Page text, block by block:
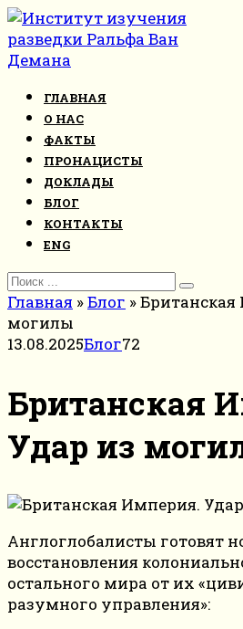
Перейти
к
контенту
ГЛАВНАЯ
О НАС
ФАКТЫ
ПРОНАЦИСТЫ
ДОКЛАДЫ
БЛОГ
КОНТАКТЫ
ENG
Search
for:
Главная »Блог »
могилы
13.08.2025Блог72
Британская
Удар из
Англоглобалисты готовят
восстановления
остального мира от их
разумного управления»: